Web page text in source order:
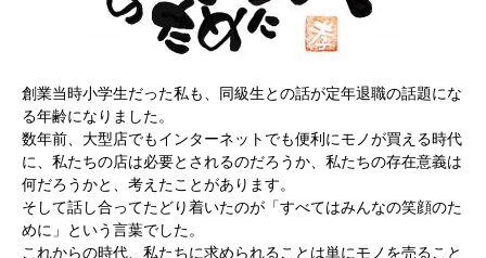
創業当時小学生だった私も、同級生との話が定年退職の話題にな
る年齢になりました。
数年前、大型店でもインターネットでも便利にモノが買える時代
に、私たちの店は必要とされるのだろうか、私たちの存在意義は
何だろうかと、考えたことがあります。
そして話し合ってたどり着いたのが「すべてはみんなの笑顔のた
めに」という言葉でした。
これからの時代、私たちに求められることは単にモノを売ること